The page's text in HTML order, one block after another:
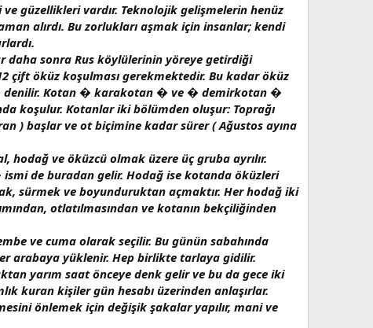
güzellikleri vardır. Teknolojik gelişmelerin henüz
alırdı. Bu zorlukları aşmak için insanlar; kendi
daha sonra Rus köylülerinin yöreye getirdiği
çift öküz koşulması gerekmektedir. Bu kadar öküz
� denilir. Kotan � karakotan � ve � demirkotan �
koşulur. Kotanlar iki bölümden oluşur: Toprağı
) başlar ve ot biçimine kadar sürer ( Ağustos ayına
hodağ ve öküzcü olmak üzere üç gruba ayrılır.
de buradan gelir. Hodağ ise kotanda öküzleri
sürmek ve boyunduruktan açmaktır. Her hodağ iki
otlatılmasından ve kotanın bekçiliğinden
ve cuma olarak seçilir. Bu günün sabahında
arabaya yüklenir. Hep birlikte tarlaya gidilir.
yarım saat önceye denk gelir ve bu da gece iki
kuran kişiler gün hesabı üzerinden anlaşırlar.
önlemek için değişik şakalar yapılır, mani ve